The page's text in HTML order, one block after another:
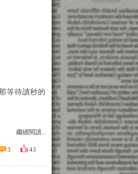
等待讀秒的
繼續閱讀...
3 43